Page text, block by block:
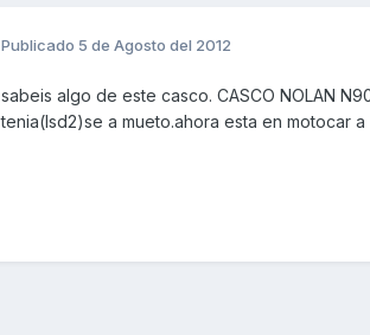
Publicado 5 de Agosto del 2012
sabeis algo de este casco. CASCO NOLAN
tenia(lsd2)se a mueto.ahora esta en motocar